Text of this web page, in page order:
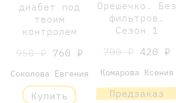
диабет под
твоим
контролем
950 ₽ 760 ₽
Соколова Евгения
Купить
Орешечко. Без
фильтров.
Сезон 1
700 ₽420 ₽
Комарова Ксения
Предзаказ